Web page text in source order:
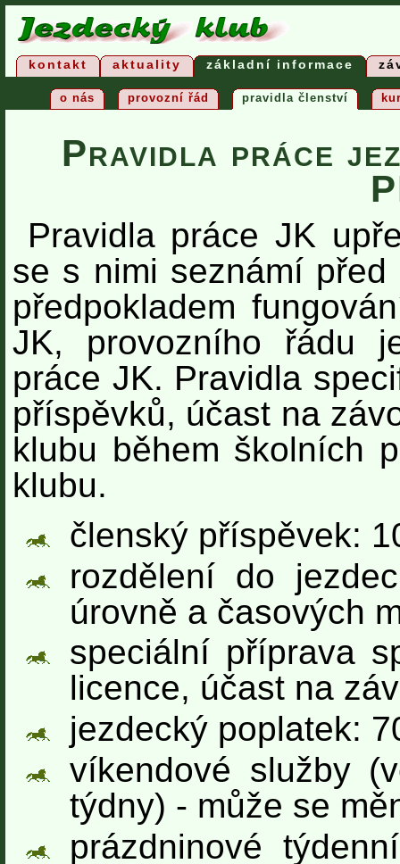
kontakt aktuality základní informace
o nás provozní řád pravidla členství
Pravidla práce
Pravidla práce JK
se s nimi seznámí
předpokladem
JK, provozního řádu
práce JK. Pravidla
příspěvků, účast na
klubu během školních
klubu.
členský příspěvek:
rozdělení do
úrovně a časových
speciální příprava
licence, účast na
jezdecký poplatek:
víkendové služby
týdny) - může se
prázdninové